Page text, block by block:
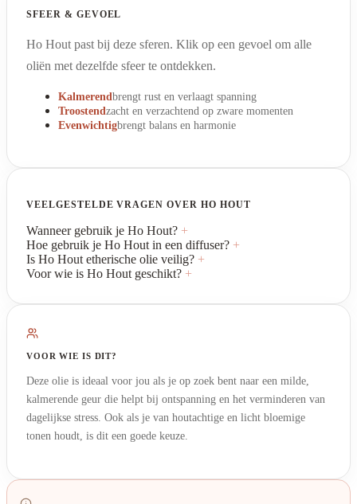
SFEER & GEVOEL
Ho Hout past bij deze sferen. Klik op een gevoel om alle
oliën met dezelfde sfeer te ontdekken.
Kalmerend brengt rust en verlaagt spanning
Troostend zacht en verzachtend op zware momenten
Evenwichtigbrengt balans en harmonie
VEELGESTELDE VRAGEN OVER HO HOUT
Wanneer gebruik je Ho Hout? +
Hoe gebruik je Ho Hout in een diffuser? +
Is Ho Hout etherische olie veilig? +
Voor wie is Ho Hout geschikt? +
VOOR WIE IS DIT?
Deze olie is ideaal voor jou als je op zoek bent naar een milde,
kalmerende geur die helpt bij ontspanning en het verminderen van
dagelijkse stress. Ook als je van houtachtige en licht bloemige
tonen houdt, is dit een goede keuze.